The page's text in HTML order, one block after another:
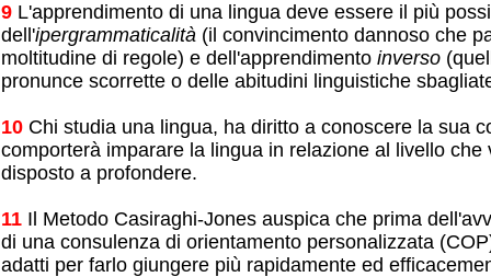
9 L'apprendimento di una lingua deve essere il più
dell'ipergrammaticalità (il convincimento dannoso che
moltitudine di regole) e dell'apprendimento inverso
pronunce scorrette o delle abitudini linguistiche
10 Chi studia una lingua, ha diritto a conoscere la sua
comporterà imparare la lingua in relazione al livello
disposto a profondere.
11 Il Metodo Casiraghi-Jones auspica che prima
di una consulenza di orientamento personalizzata
adatti per farlo giungere più rapidamente ed